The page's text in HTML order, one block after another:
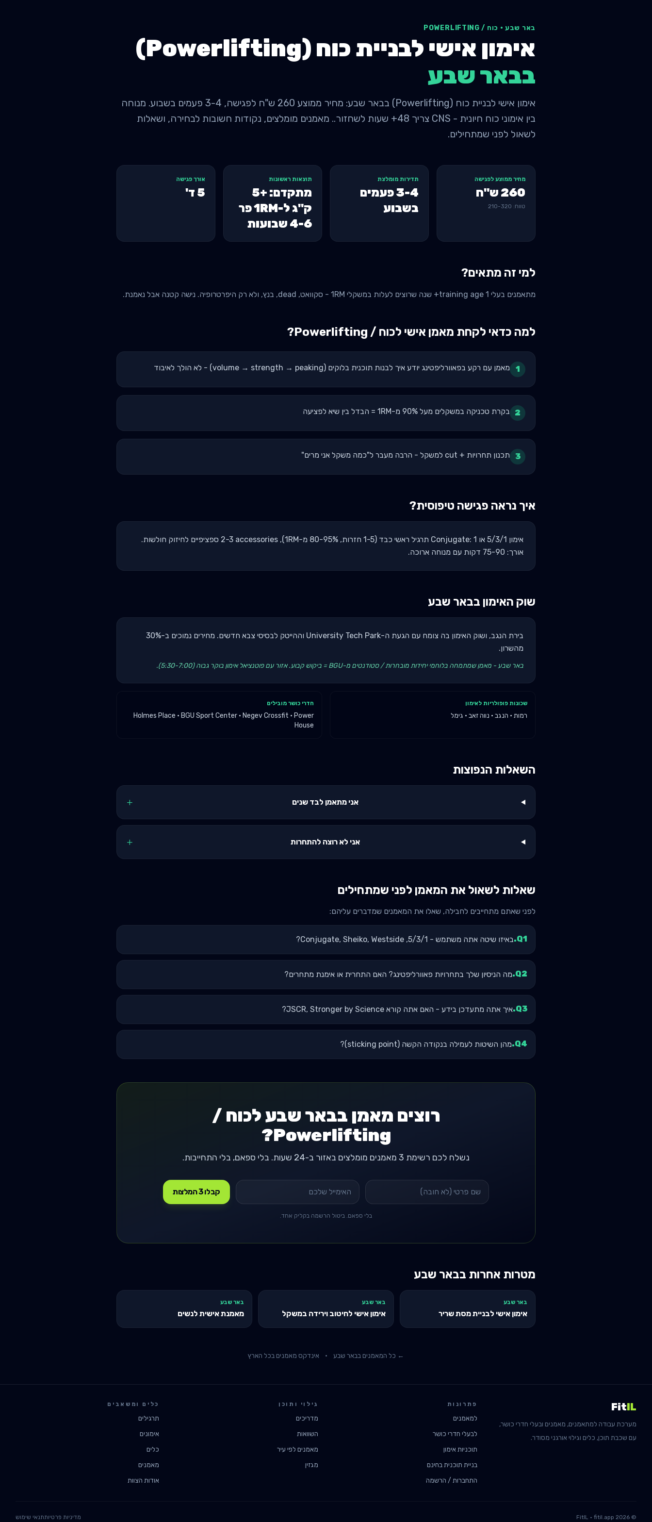
באר שבע· כוח / POWERLIFTING
אימון אישי לבניית כוח (Powerlifting)
בבאר שבע
אימון אישי לבניית כוח (Powerlifting) בבאר שבע: מחיר ממוצע 260 ש"ח לפגישה, 3-4 פעמים בשבוע. מנוחה
בין אימוני כוח חיונית - CNS צריך 48+ שעות לשחזור.. מאמנים מומלצים, נקודות חשובות לבחירה, ושאלות
לשאול לפני שמתחילים.
מחיר ממוצע לפגישה
260 ש"ח
טווח: 210-320
תדירות מומלצת
3-4 פעמים
בשבוע
תוצאות ראשונות
מתקדם: +5
ק"ג ל-1RM פר
4-6 שבועות
אורך פגישה
5 ד'
למי זה מתאים?
מתאמנים בעלי training age 1+ שנה שרוצים לעלות במשקלי 1RM - סקוואט, dead, בנץ, ולא רק היפרטרופיה. נישה קטנה אבל נאמנת.
למה כדאי לקחת מאמן אישי לכוח / Powerlifting ?
1 מאמן עם רקע בפאוורליפטינג יודע איך לבנות תוכנית בלוקים (volume → strength → peaking) - לא הולך לאיבוד
2 בקרת טכניקה במשקלים מעל 90% מ-1RM = הבדל בין שיא לפציעה
3 תכנון תחרויות + cut למשקל - הרבה מעבר ל"כמה משקל אני מרים"
איך נראה פגישה טיפוסית?
אימון 5/3/1 או Conjugate: 1 תרגיל ראשי כבד (1-5 חזרות, 80-95% מ-1RM), 2-3 accessories ספציפיים לחיזוק חולשות.
אורך: 75-90 דקות עם מנוחה ארוכה.
שוק האימון בבאר שבע
בירת הנגב, ושוק האימון בה צומח עם הגעת ה-University Tech Park וההייטק לבסיסי צבא חדשים. מחירים נמוכים ב-30%
מהשרון.
באר שבע - מאמן שמתמחה בלוחמי יחידות מובחרות / סטודנטים מ-BGU = ביקוש קבוע. אזור עם פוטנציאל אימון בוקר גבוה (5:30-7:00).
שכונות פופולריות לאימון
רמות · הנגב · נווה זאב · גימל
חדרי כושר מובילים
Holmes Place · BGU Sport Center · Negev Crossfit · Power
House
השאלות הנפוצות
אני מתאמן לבד שנים +
אני לא רוצה להתחרות +
שאלות לשאול את המאמן לפני שמתחילים
לפני שאתם מתחייבים לחבילה, שאלו את המאמנים שמדברים עליהם:
Q1
.באיזו שיטה אתה משתמש - 5/3/1, Conjugate, Sheiko, Westside?
Q2
.מה הניסיון שלך בתחרויות פאוורליפטינג? האם התחרית או אימנת מתחרים?
Q3
.איך אתה מתעדכן בידע - האם אתה קורא JSCR, Stronger by Science?
Q4
.מהן השיטות לעמילה בנקודה הקשה (sticking point)?
רוצים מאמן בבאר שבע לכוח /
Powerlifting?
נשלח לכם רשימת 3 מאמנים מומלצים באזור ב-24 שעות. בלי ספאם, בלי התחייבות.
קבלו 3 המלצות
בלי ספאם. ביטול הרשמה בקליק אחד.
מטרות אחרות בבאר שבע
באר שבע
אימון אישי לבניית מסת שריר
באר שבע
אימון אישי לחיטוב וירידה במשקל
באר שבע
מאמנת אישית לנשים
← כל המאמנים בבאר שבע · אינדקס מאמנים בכל הארץ
FitIL
מערכת עבודה למתאמנים, מאמנים ובעלי חדרי כושר,
עם שכבת תוכן, כלים וגילוי אורגני מסודר.
פתרונות
למאמנים
לבעלי חדרי כושר
תוכניות אימון
בניית תוכנית בחינם
התחברות / הרשמה
גילוי ותוכן
מדריכים
השוואות
מאמנים לפי עיר
מגזין
כלים ומשאבים
תרגילים
אימונים
כלים
מאמנים
אודות הצוות
©
2026 מדיניות פרטיותתנאי שימוש